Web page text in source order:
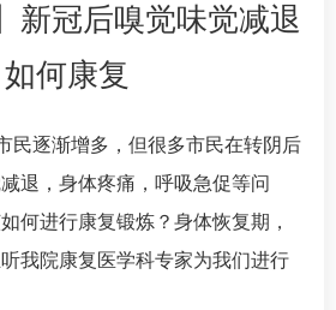
新冠后嗅觉味觉减退
如何康复
民逐渐增多，但很多市民在转阴后
退，身体疼痛，呼吸急促等问
何进行康复锻炼？身体恢复期，
我院康复医学科专家为我们进行